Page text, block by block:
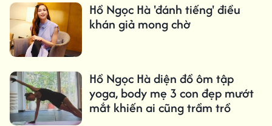
Hồ Ngọc Hà 'đánh tiếng' điều
khán giả mong chờ
Hồ Ngọc Hà diện đồ ôm tập
yoga, body mẹ 3 con đẹp mướt
mắt khiến ai cũng trầm trồ